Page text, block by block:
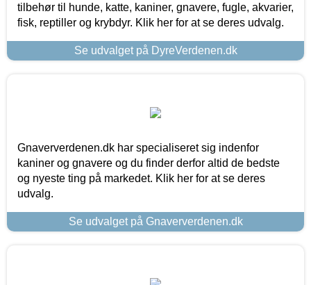
tilbehør til hunde, katte, kaniner, gnavere, fugle, akvarier,
fisk, reptiller og krybdyr. Klik her for at se deres udvalg.
Se udvalget på DyreVerdenen.dk
Gnaververdenen.dk har specialiseret sig indenfor
kaniner og gnavere og du finder derfor altid de bedste
og nyeste ting på markedet. Klik her for at se deres
udvalg.
Se udvalget på Gnaververdenen.dk